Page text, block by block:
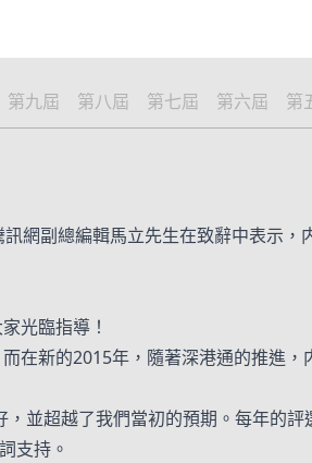
第九屆 第八屆 第七屆 第六屆 第
網副總編輯馬立先生在致辭中表示
光臨指導！
在新的2015年，隨著深港通的推進
並超越了我們當初的預期。每年的
支持。